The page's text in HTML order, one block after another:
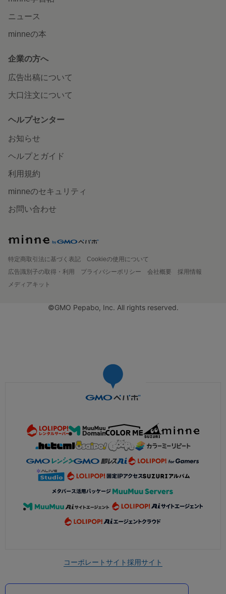
ニュース
minneの本
企業の方へ
広告出稿について
大口注文について
ヘルプセンター
お知らせ
ヘルプとガイド
利用規約
minneのセキュリティ
お問い合わせ
特定商取引法に基づく表記
Cookieの使用について
広告識別子の取得・利用
プライバシーポリシー 会社概要
採用情報
メディアキット
©GMO Pepabo, Inc. All rights reserved.
コーポレートサイト採用サイト